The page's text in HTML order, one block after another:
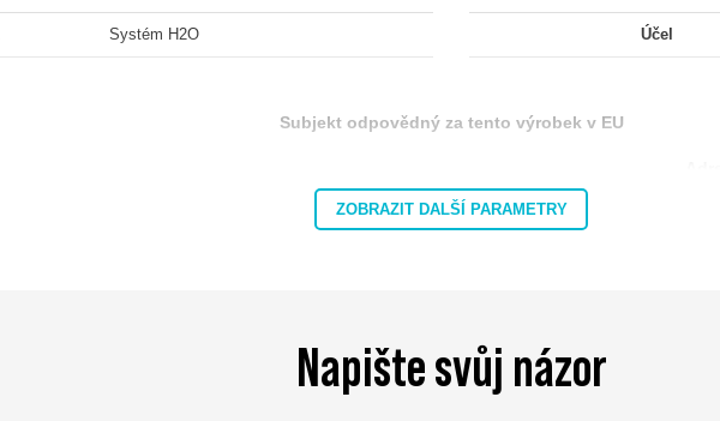
Systém H2O Účel
Subjekt odpovědný za tento výrobek v EU
MARBO Katarzyna Ulikowska
ZOBRAZIT DALŠÍ PARAMETRY
Napište svůj názor